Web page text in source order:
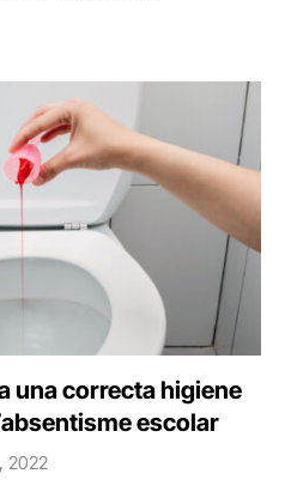
una correcta higiene
escolar
2022